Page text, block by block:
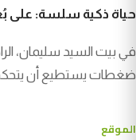
حياة ذكية سلسة: على
في بيت السيد سليمان،
ضغطات يستطيع أن يتحكم
الموقع